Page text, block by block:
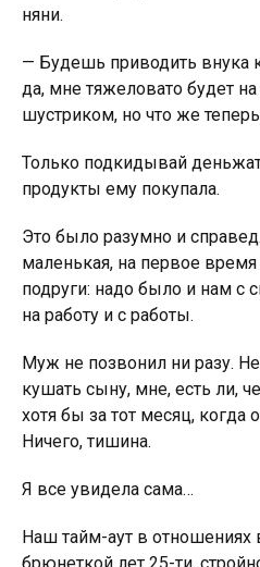
няни.
— Будешь приводить внука
да, мне тяжеловато будет
шустриком, но что же
Только подкидывай
продукты ему покупала.
Это было разумно и
маленькая, на первое
подруги: надо было и нам с
на работу и с работы.
Муж не позвонил ни разу. Не
кушать сыну, мне, есть ли,
хотя бы за тот месяц, когда
Ничего, тишина.
Я все увидела сама…
Наш тайм-аут в